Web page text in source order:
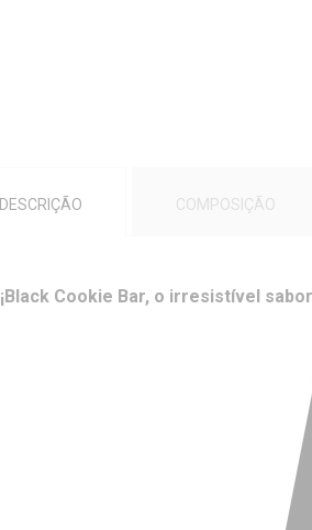
DESCRIÇÃO COMPOSIÇÃO
¡Black Cookie Bar, o irresistível